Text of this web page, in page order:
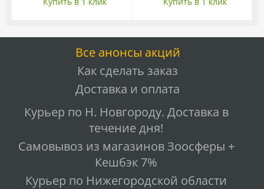
Все анонсы акций
Как сделать заказ
Доставка и оплата
Курьер по Н. Новгороду. Доставка в
течение дня!
Самовывоз из магазинов Зоосферы +
Кешбэк 7%
Курьер по Нижегородской области